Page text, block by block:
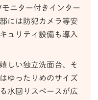
ニター付きインター
には防犯カメラ等安
ュリティ設備も導入
しい独立洗面台、そ
ゆったりめのサイズ
水回りスペースが広